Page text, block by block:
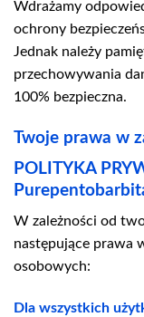
Wdrażamy
ochrony
Jednak należy
przechowywania
100% bezpieczna.
Twoje prawa w
POLITYKA
W zależności od
następujące prawa
osobowych:
Dla wszystkich